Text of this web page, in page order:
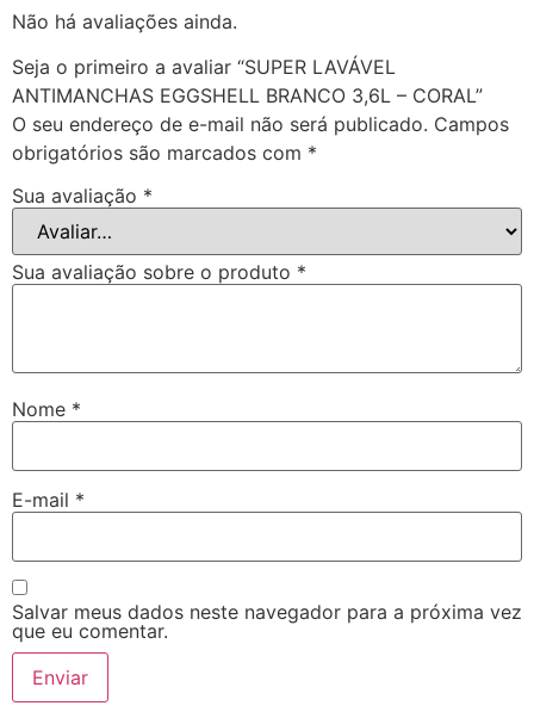
Não há avaliações ainda.
Seja o primeiro a avaliar “SUPER LAVÁVEL
ANTIMANCHAS EGGSHELL BRANCO 3,6L – CORAL”
O seu endereço de e-mail não será publicado. Campos
obrigatórios são marcados com *
Sua avaliação *
Sua avaliação sobre o produto *
Nome *
E-mail *
Salvar meus dados neste navegador para a próxima vez
que eu comentar.